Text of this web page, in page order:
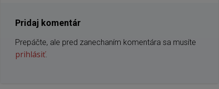
Pridaj komentár
Prepáčte, ale pred zanechaním komentára sa musíte
prihlásiť.